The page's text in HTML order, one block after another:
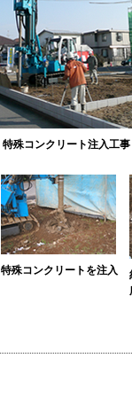
特殊コンクリート注入工事
特殊コンクリートを注入